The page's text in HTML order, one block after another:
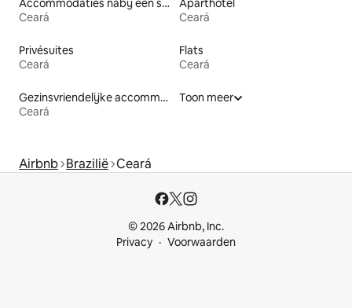
Ceará
Ceará
Privésuites
Ceará
Flats
Ceará
Gezinsvriendelijke accommodaties
Ceará
Toon meer
Airbnb Brazilië Ceará
© 2026 Airbnb, Inc.
Privacy
Voorwaarden